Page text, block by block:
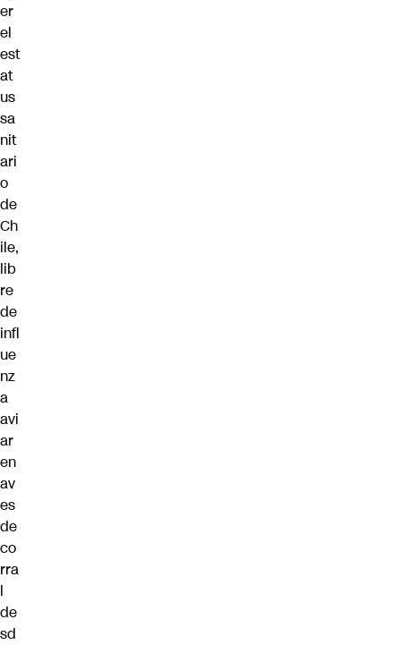
er
el
est
at
us
sa
nit
ari
o
de
Ch
ile,
lib
re
de
infl
ue
nz
a
avi
ar
en
av
es
de
co
rra
l
de
sd